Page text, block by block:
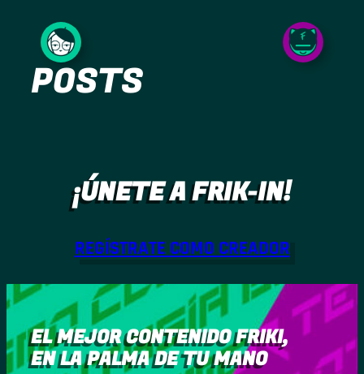
contenido
POSTS
¡ÚNETE A FRIK-IN!
REGÍSTRATE COMO CREADOR
EL MEJOR CONTENIDO FRIKI,
EN LA PALMA DE TU MANO